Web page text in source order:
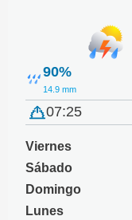
90%
14.9 mm
07:25
Viernes
Sábado
Domingo
Lunes